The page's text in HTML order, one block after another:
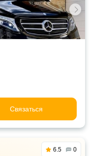
Связаться
6.5 0